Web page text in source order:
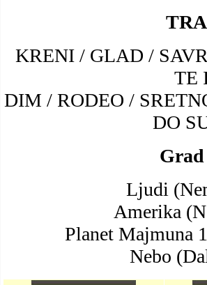
KRENI / GLAD /
TE
DIM / RODEO /
DO
Ljudi
Amerika
Planet Majmuna
Nebo